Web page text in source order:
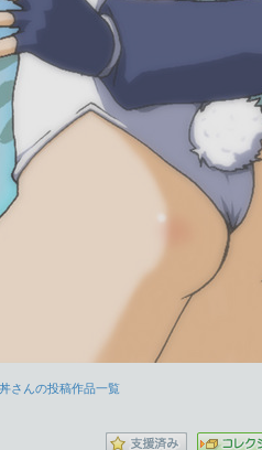
さんの投稿作品一覧